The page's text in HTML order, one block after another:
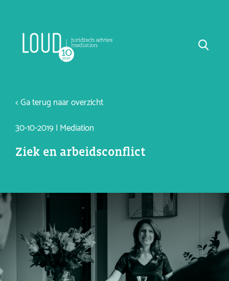
< Ga terug naar overzicht
30-10-2019 | Mediation
Ziek en arbeidsconflict